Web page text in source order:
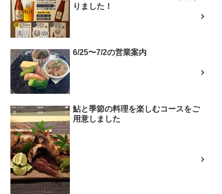
りました！
6/25〜7/2の営業案内
鮎と季節の料理を楽しむコースをご
用意しました